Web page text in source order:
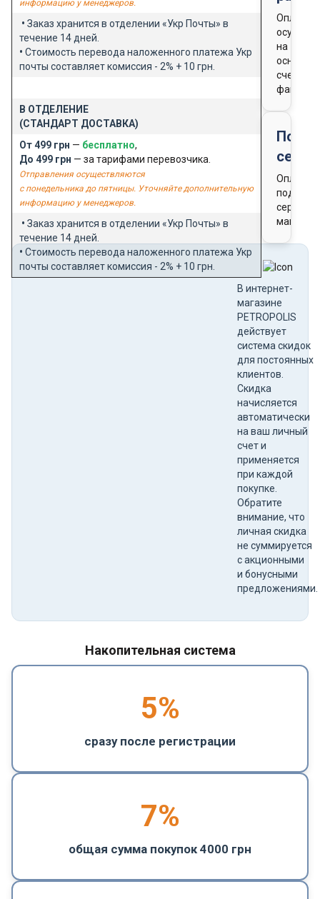
информацию у менеджеров.
• Заказ хранится в отделении «Укр Почты» в
течение 14 дней.
• Стоимость перевода наложенного платежа Укр
почты составляет комиссия - 2% + 10 грн.
В ОТДЕЛЕНИЕ
(СТАНДАРТ ДОСТАВКА)
От 499 грн — бесплатно,
До 499 грн — за тарифами перевозчика.
Отправления осуществляются
с понедельника до пятницы. Уточняйте дополнительную
информацию у менеджеров.
• Заказ хранится в отделении «Укр Почты» в
течение 14 дней.
• Стоимость перевода наложенного платежа Укр
почты составляет комиссия - 2% + 10 грн.
Оплата
на
счета-
фактуры
Оплата
В интернет-
магазине
PETROPOLIS
действует
система скидок
для постоянных
клиентов.
Скидка
начисляется
автоматически
на ваш личный
счет и
применяется
при каждой
покупке.
Обратите
внимание, что
личная скидка
не суммируется
с акционными
и бонусными
предложениями.
Накопительная система
5%
сразу после регистрации
7%
общая сумма покупок 4000 грн